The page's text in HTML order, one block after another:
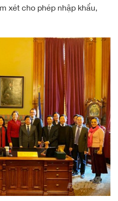
xét cho phép nhập khẩu,